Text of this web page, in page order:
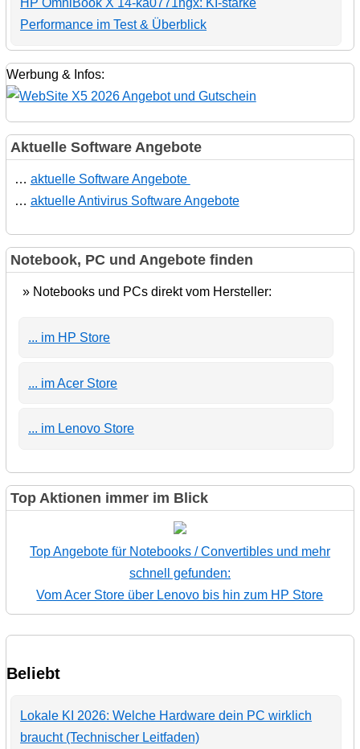
HP OmniBook X 14-ka0771ngx: KI-starke
Performance im Test & Überblick
Werbung & Infos:
Aktuelle Software Angebote
… aktuelle Software Angebote
… aktuelle Antivirus Software Angebote
Notebook, PC und Angebote finden
» Notebooks und PCs direkt vom Hersteller:
... im HP Store
... im Acer Store
... im Lenovo Store
Top Aktionen immer im Blick
Top Angebote für Notebooks / Convertibles und mehr
schnell gefunden:
Vom Acer Store über Lenovo bis hin zum HP Store
Beliebt
Lokale KI 2026: Welche Hardware dein PC wirklich
braucht (Technischer Leitfaden)